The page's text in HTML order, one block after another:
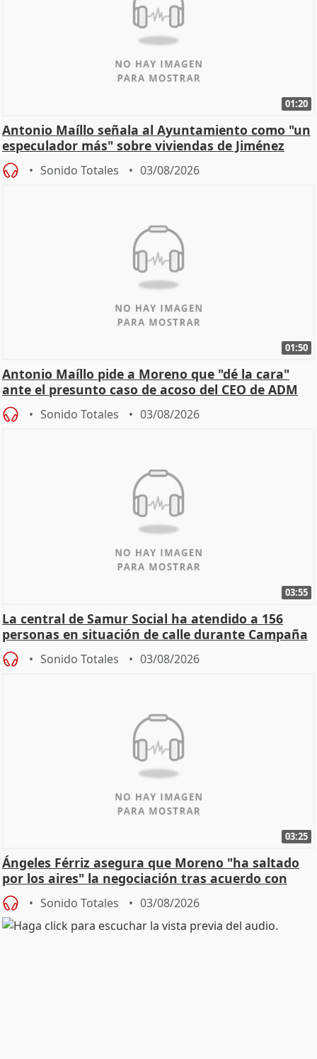
01:20
Antonio Maíllo señala al Ayuntamiento como "un
especulador más" sobre viviendas de Jiménez
Becerril
Sonido Totales 03/08/2026
01:50
Antonio Maíllo pide a Moreno que "dé la cara"
ante el presunto caso de acoso del CEO de ADM
Sonido Totales 03/08/2026
03:55
La central de Samur Social ha atendido a 156
personas en situación de calle durante Campaña
de Calor
Sonido Totales 03/08/2026
03:25
Ángeles Férriz asegura que Moreno "ha saltado
por los aires" la negociación tras acuerdo con
SMA
Sonido Totales 03/08/2026